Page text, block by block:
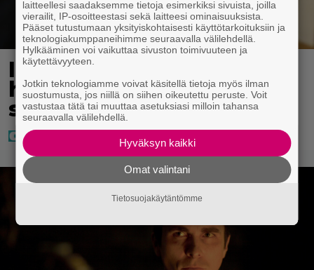
IS: Hjalliksen ja Jasminen
häissä suomalainen
supertähti
laitteellesi saadaksemme tietoja esimerkiksi sivuista, joilla
vierailit, IP-osoitteestasi sekä laitteesi ominaisuuksista.
Pääset tutustumaan yksityiskohtaisesti käyttötarkoituksiin ja
teknologiakumppaneihimme seuraavalla välilehdellä.
Hylkääminen voi vaikuttaa sivuston toimivuuteen ja
käytettävyyteen.
Jotkin teknologiamme voivat käsitellä tietoja myös ilman
suostumusta, jos niillä on siihen oikeutettu peruste. Voit
vastustaa tätä tai muuttaa asetuksiasi milloin tahansa
seuraavalla välilehdellä.
Hyväksyn kaikki
Omat valintani
Tietosuojakäytäntömme